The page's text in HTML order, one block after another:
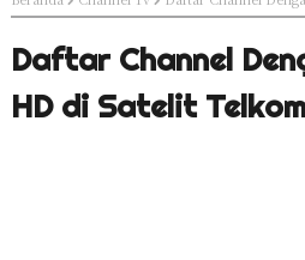
Daftar Channel
HD di Satelit